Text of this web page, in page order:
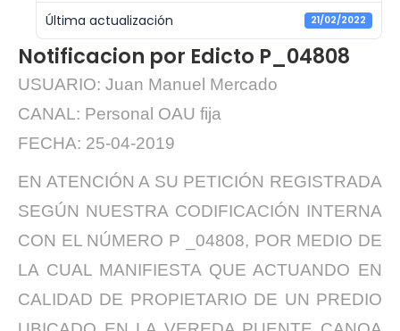
Última actualización 21/02/2022
Notificacion por Edicto P_04808
USUARIO: Juan Manuel Mercado
CANAL: Personal OAU fija
FECHA: 25-04-2019
EN ATENCIÓN A SU PETICIÓN REGISTRADA
SEGÚN NUESTRA CODIFICACIÓN INTERNA
CON EL NÚMERO P _04808, POR MEDIO DE
LA CUAL MANIFIESTA QUE ACTUANDO EN
CALIDAD DE PROPIETARIO DE UN PREDIO